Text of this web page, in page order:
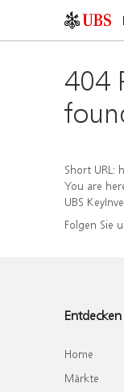
404
Short URL:
You are
UBS
Folgen Sie
Entdecken
Home
Märkte